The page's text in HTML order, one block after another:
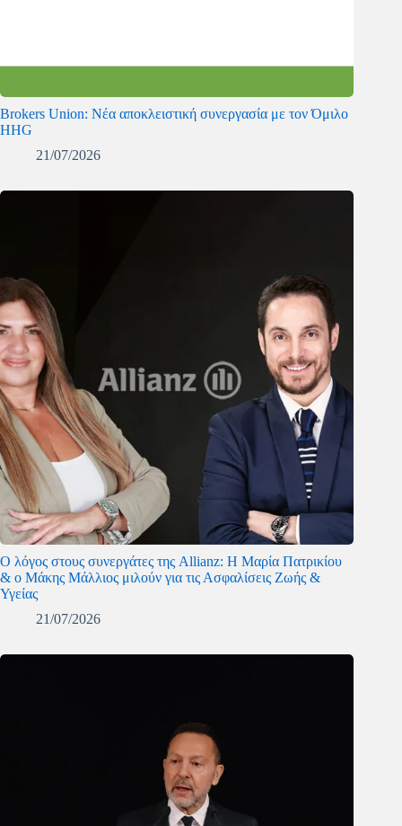
Brokers Union: Νέα αποκλειστική συνεργασία με τον Όμιλο
HHG
21/07/2026
O λόγος στους συνεργάτες της Allianz: Η Μαρία Πατρικίου
& ο Μάκης Μάλλιος μιλούν για τις Ασφαλίσεις Ζωής &
Υγείας
21/07/2026